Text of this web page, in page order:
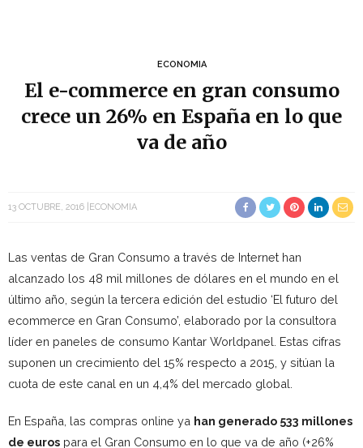
ECONOMIA
El e-commerce en gran consumo
crece un 26% en España en lo que
va de año
13 OCTUBRE, 2016 ECONOMIA
Las ventas de Gran Consumo a través de Internet han
alcanzado los 48 mil millones de dólares en el mundo en el
último año, según la tercera edición del estudio ‘El futuro del
ecommerce en Gran Consumo’, elaborado por la consultora
líder en paneles de consumo Kantar Worldpanel. Estas cifras
suponen un crecimiento del 15% respecto a 2015, y sitúan la
cuota de este canal en un 4,4% del mercado global.
En España, las compras online ya han generado 533 millones
de euros para el Gran Consumo en lo que va de año (+26%